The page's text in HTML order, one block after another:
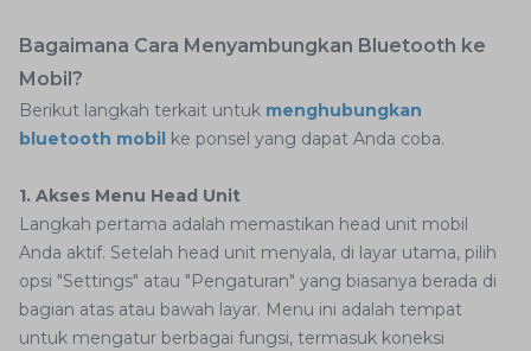
Bagaimana Cara Menyambungkan Bluetooth ke
Mobil?
Berikut langkah terkait untuk menghubungkan
bluetooth mobil ke ponsel yang dapat Anda coba.
1. Akses Menu Head Unit
Langkah pertama adalah memastikan head unit mobil
Anda aktif. Setelah head unit menyala, di layar utama, pilih
opsi "Settings" atau "Pengaturan" yang biasanya berada di
bagian atas atau bawah layar. Menu ini adalah tempat
untuk mengatur berbagai fungsi, termasuk koneksi